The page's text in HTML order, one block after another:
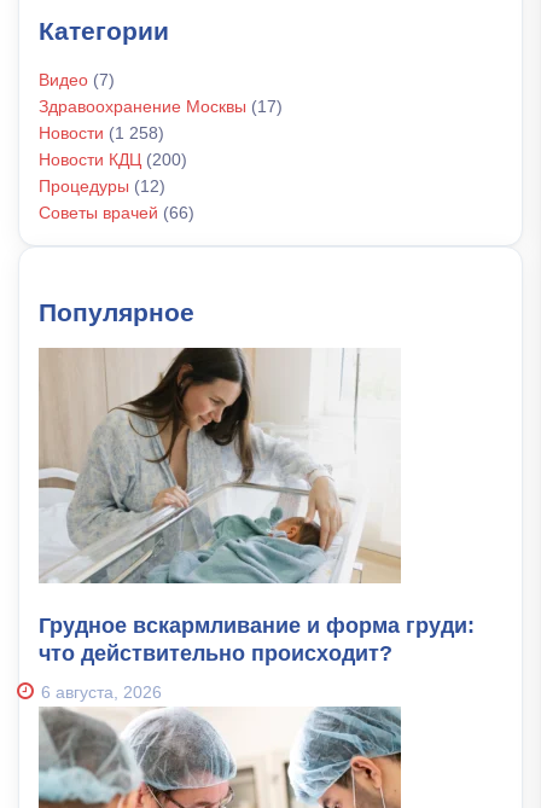
Категории
Видео (7)
Здравоохранение Москвы (17)
Новости (1 258)
Новости КДЦ (200)
Процедуры (12)
Советы врачей (66)
Популярное
Грудное вскармливание и форма груди:
что действительно происходит?
6 августа, 2026